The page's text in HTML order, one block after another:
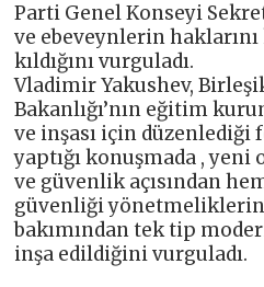
Parti Genel Konseyi
ve ebeveynlerin
kıldığını vurguladı.
Vladimir Yakushev,
Bakanlığı’nın eğitim
ve inşası için düzenlediği
yaptığı konuşmada ,
ve güvenlik açısından
güvenliği
bakımından tek tip
inşa edildiğini vurguladı.